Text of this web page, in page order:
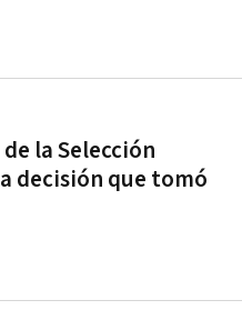
la Selección
decisión que tomó